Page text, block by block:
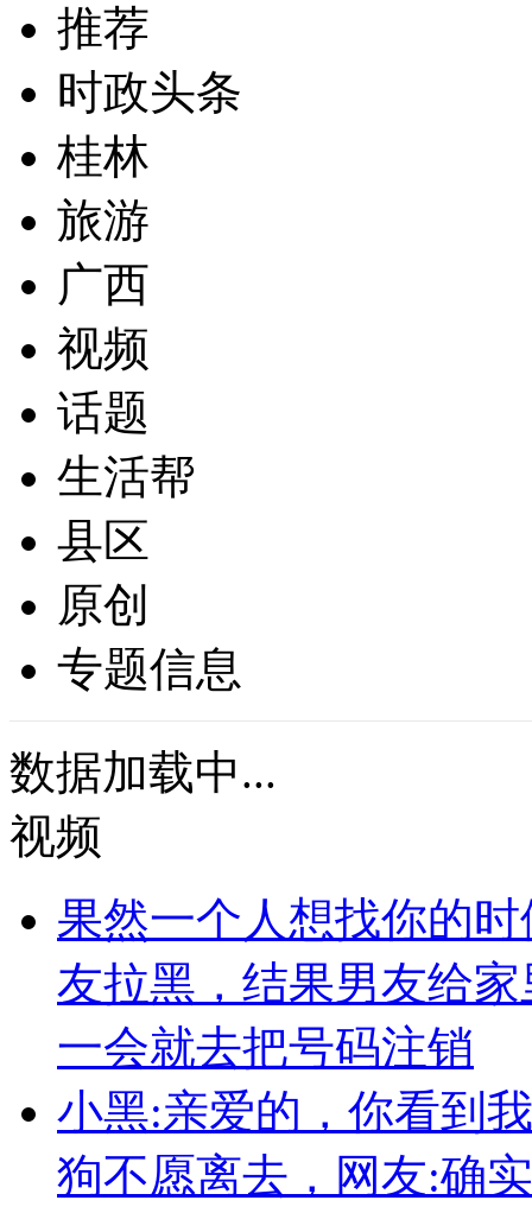
推荐
时政头条
桂林
旅游
广西
视频
话题
生活帮
县区
原创
专题信息
数据加载中...
视频
果然一个人想找你的
友拉黑，结果男友给
一会就去把号码注销
小黑:亲爱的，你看到
狗不愿离去，网友:确